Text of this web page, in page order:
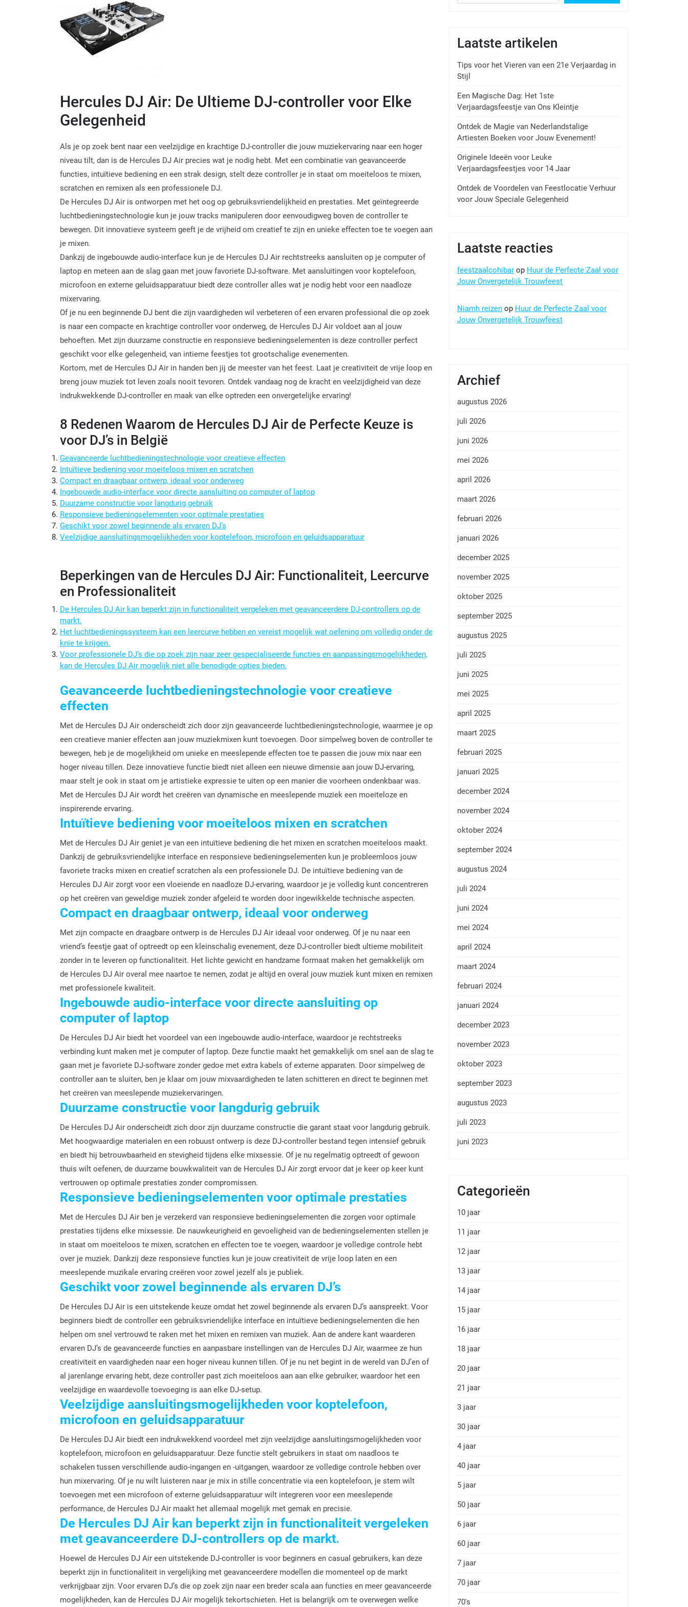
Hercules DJ Air: De Ultieme DJ-controller voor Elke
Gelegenheid
Als je op zoek bent naar een veelzijdige en krachtige DJ-controller die jouw muziekervaring naar een hoger
niveau tilt, dan is de Hercules DJ Air precies wat je nodig hebt. Met een combinatie van geavanceerde
functies, intuïtieve bediening en een strak design, stelt deze controller je in staat om moeiteloos te mixen,
scratchen en remixen als een professionele DJ.
De Hercules DJ Air is ontworpen met het oog op gebruiksvriendelijkheid en prestaties. Met geïntegreerde
luchtbedieningstechnologie kun je jouw tracks manipuleren door eenvoudigweg boven de controller te
bewegen. Dit innovatieve systeem geeft je de vrijheid om creatief te zijn en unieke effecten toe te voegen aan
je mixen.
Dankzij de ingebouwde audio-interface kun je de Hercules DJ Air rechtstreeks aansluiten op je computer of
laptop en meteen aan de slag gaan met jouw favoriete DJ-software. Met aansluitingen voor koptelefoon,
microfoon en externe geluidsapparatuur biedt deze controller alles wat je nodig hebt voor een naadloze
mixervaring.
Of je nu een beginnende DJ bent die zijn vaardigheden wil verbeteren of een ervaren professional die op zoek
is naar een compacte en krachtige controller voor onderweg, de Hercules DJ Air voldoet aan al jouw
behoeften. Met zijn duurzame constructie en responsieve bedieningselementen is deze controller perfect
geschikt voor elke gelegenheid, van intieme feestjes tot grootschalige evenementen.
Kortom, met de Hercules DJ Air in handen ben jij de meester van het feest. Laat je creativiteit de vrije loop en
breng jouw muziek tot leven zoals nooit tevoren. Ontdek vandaag nog de kracht en veelzijdigheid van deze
indrukwekkende DJ-controller en maak van elke optreden een onvergetelijke ervaring!
8 Redenen Waarom de Hercules DJ Air de Perfecte Keuze is
voor DJ’s in België
Geavanceerde luchtbedieningstechnologie voor creatieve effecten
Intuïtieve bediening voor moeiteloos mixen en scratchen
Compact en draagbaar ontwerp, ideaal voor onderweg
Ingebouwde audio-interface voor directe aansluiting op computer of laptop
Duurzame constructie voor langdurig gebruik
Responsieve bedieningselementen voor optimale prestaties
Geschikt voor zowel beginnende als ervaren DJ’s
Veelzijdige aansluitingsmogelijkheden voor koptelefoon, microfoon en geluidsapparatuur
Beperkingen van de Hercules DJ Air: Functionaliteit, Leercurve
en Professionaliteit
De Hercules DJ Air kan beperkt zijn in functionaliteit vergeleken met geavanceerdere DJ-controllers op de
markt.
Het luchtbedieningssysteem kan een leercurve hebben en vereist mogelijk wat oefening om volledig onder de
knie te krijgen.
Voor professionele DJ’s die op zoek zijn naar zeer gespecialiseerde functies en aanpassingsmogelijkheden,
kan de Hercules DJ Air mogelijk niet alle benodigde opties bieden.
Geavanceerde luchtbedieningstechnologie voor creatieve
effecten
Met de Hercules DJ Air onderscheidt zich door zijn geavanceerde luchtbedieningstechnologie, waarmee je op
een creatieve manier effecten aan jouw muziekmixen kunt toevoegen. Door simpelweg boven de controller te
bewegen, heb je de mogelijkheid om unieke en meeslepende effecten toe te passen die jouw mix naar een
hoger niveau tillen. Deze innovatieve functie biedt niet alleen een nieuwe dimensie aan jouw DJ-ervaring,
maar stelt je ook in staat om je artistieke expressie te uiten op een manier die voorheen ondenkbaar was.
Met de Hercules DJ Air wordt het creëren van dynamische en meeslepende muziek een moeiteloze en
inspirerende ervaring.
Intuïtieve bediening voor moeiteloos mixen en scratchen
Met de Hercules DJ Air geniet je van een intuïtieve bediening die het mixen en scratchen moeiteloos maakt.
Dankzij de gebruiksvriendelijke interface en responsieve bedieningselementen kun je probleemloos jouw
favoriete tracks mixen en creatief scratchen als een professionele DJ. De intuïtieve bediening van de
Hercules DJ Air zorgt voor een vloeiende en naadloze DJ-ervaring, waardoor je je volledig kunt concentreren
op het creëren van geweldige muziek zonder afgeleid te worden door ingewikkelde technische aspecten.
Compact en draagbaar ontwerp, ideaal voor onderweg
Met zijn compacte en draagbare ontwerp is de Hercules DJ Air ideaal voor onderweg. Of je nu naar een
vriend’s feestje gaat of optreedt op een kleinschalig evenement, deze DJ-controller biedt ultieme mobiliteit
zonder in te leveren op functionaliteit. Het lichte gewicht en handzame formaat maken het gemakkelijk om
de Hercules DJ Air overal mee naartoe te nemen, zodat je altijd en overal jouw muziek kunt mixen en remixen
met professionele kwaliteit.
Ingebouwde audio-interface voor directe aansluiting op
computer of laptop
De Hercules DJ Air biedt het voordeel van een ingebouwde audio-interface, waardoor je rechtstreeks
verbinding kunt maken met je computer of laptop. Deze functie maakt het gemakkelijk om snel aan de slag te
gaan met je favoriete DJ-software zonder gedoe met extra kabels of externe apparaten. Door simpelweg de
controller aan te sluiten, ben je klaar om jouw mixvaardigheden te laten schitteren en direct te beginnen met
het creëren van meeslepende muziekervaringen.
Duurzame constructie voor langdurig gebruik
De Hercules DJ Air onderscheidt zich door zijn duurzame constructie die garant staat voor langdurig gebruik.
Met hoogwaardige materialen en een robuust ontwerp is deze DJ-controller bestand tegen intensief gebruik
en biedt hij betrouwbaarheid en stevigheid tijdens elke mixsessie. Of je nu regelmatig optreedt of gewoon
thuis wilt oefenen, de duurzame bouwkwaliteit van de Hercules DJ Air zorgt ervoor dat je keer op keer kunt
vertrouwen op optimale prestaties zonder compromissen.
Responsieve bedieningselementen voor optimale prestaties
Met de Hercules DJ Air ben je verzekerd van responsieve bedieningselementen die zorgen voor optimale
prestaties tijdens elke mixsessie. De nauwkeurigheid en gevoeligheid van de bedieningselementen stellen je
in staat om moeiteloos te mixen, scratchen en effecten toe te voegen, waardoor je volledige controle hebt
over je muziek. Dankzij deze responsieve functies kun je jouw creativiteit de vrije loop laten en een
meeslepende muzikale ervaring creëren voor zowel jezelf als je publiek.
Geschikt voor zowel beginnende als ervaren DJ’s
De Hercules DJ Air is een uitstekende keuze omdat het zowel beginnende als ervaren DJ’s aanspreekt. Voor
beginners biedt de controller een gebruiksvriendelijke interface en intuïtieve bedieningselementen die hen
helpen om snel vertrouwd te raken met het mixen en remixen van muziek. Aan de andere kant waarderen
ervaren DJ’s de geavanceerde functies en aanpasbare instellingen van de Hercules DJ Air, waarmee ze hun
creativiteit en vaardigheden naar een hoger niveau kunnen tillen. Of je nu net begint in de wereld van DJ’en of
al jarenlange ervaring hebt, deze controller past zich moeiteloos aan aan elke gebruiker, waardoor het een
veelzijdige en waardevolle toevoeging is aan elke DJ-setup.
Veelzijdige aansluitingsmogelijkheden voor koptelefoon,
microfoon en geluidsapparatuur
De Hercules DJ Air biedt een indrukwekkend voordeel met zijn veelzijdige aansluitingsmogelijkheden voor
koptelefoon, microfoon en geluidsapparatuur. Deze functie stelt gebruikers in staat om naadloos te
schakelen tussen verschillende audio-ingangen en -uitgangen, waardoor ze volledige controle hebben over
hun mixervaring. Of je nu wilt luisteren naar je mix in stille concentratie via een koptelefoon, je stem wilt
toevoegen met een microfoon of externe geluidsapparatuur wilt integreren voor een meeslepende
performance, de Hercules DJ Air maakt het allemaal mogelijk met gemak en precisie.
De Hercules DJ Air kan beperkt zijn in functionaliteit vergeleken
met geavanceerdere DJ-controllers op de markt.
Hoewel de Hercules DJ Air een uitstekende DJ-controller is voor beginners en casual gebruikers, kan deze
beperkt zijn in functionaliteit in vergelijking met geavanceerdere modellen die momenteel op de markt
verkrijgbaar zijn. Voor ervaren DJ’s die op zoek zijn naar een breder scala aan functies en meer geavanceerde
mogelijkheden, kan de Hercules DJ Air mogelijk tekortschieten. Het is belangrijk om te overwegen welke
Laatste artikelen
Tips voor het Vieren van een 21e Verjaardag in
Stijl
Een Magische Dag: Het 1ste
Verjaardagsfeestje van Ons Kleintje
Ontdek de Magie van Nederlandstalige
Artiesten Boeken voor Jouw Evenement!
Originele Ideeën voor Leuke
Verjaardagsfeestjes voor 14 Jaar
Ontdek de Voordelen van Feestlocatie Verhuur
voor Jouw Speciale Gelegenheid
Laatste reacties
feestzaalcohibar op Huur de Perfecte Zaal voor
Jouw Onvergetelijk Trouwfeest
Niamh reizen op Huur de Perfecte Zaal voor
Jouw Onvergetelijk Trouwfeest
Archief
augustus 2026
juli 2026
juni 2026
mei 2026
april 2026
maart 2026
februari 2026
januari 2026
december 2025
november 2025
oktober 2025
september 2025
augustus 2025
juli 2025
juni 2025
mei 2025
april 2025
maart 2025
februari 2025
januari 2025
december 2024
november 2024
oktober 2024
september 2024
augustus 2024
juli 2024
juni 2024
mei 2024
april 2024
maart 2024
februari 2024
januari 2024
december 2023
november 2023
oktober 2023
september 2023
augustus 2023
juli 2023
juni 2023
Categorieën
10 jaar
11 jaar
12 jaar
13 jaar
14 jaar
15 jaar
16 jaar
18 jaar
20 jaar
21 jaar
3 jaar
30 jaar
4 jaar
40 jaar
5 jaar
50 jaar
6 jaar
60 jaar
7 jaar
70 jaar
70's